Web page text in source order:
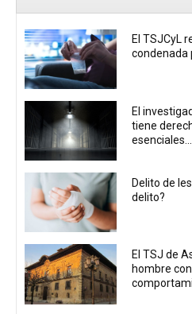
El TSJCyL
condenada
El
tiene
esenciales...
Delito de
delito?
El TSJ de
hombre